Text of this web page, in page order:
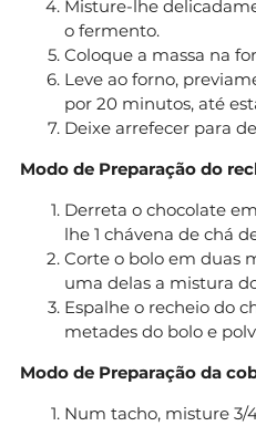
Misture-lhe
o fermento.
Coloque a massa na
Leve ao forno,
por 20 minutos, até
Deixe arrefecer para
Modo de Preparação do
Derreta o chocolate
lhe 1 chávena de chá
Corte o bolo em duas
uma delas a mistura
Espalhe o recheio do
metades do bolo e
Modo de Preparação da
Num tacho, misture 3/